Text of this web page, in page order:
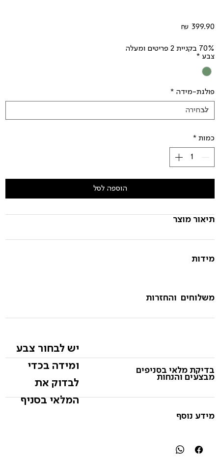
70% בקניית 2 פריטים ומעלה
צבע *
פולגת-מידה *
כמות *
הוספה לסל
תיאור מוצר
מידות
משלוחים והחזרות
יש לבחור צבע
ומידה בכדי
לבדוק את
המלאי בסניף
בדיקת מלאי בסניפים
מבצעים והנחות
מידע נוסף